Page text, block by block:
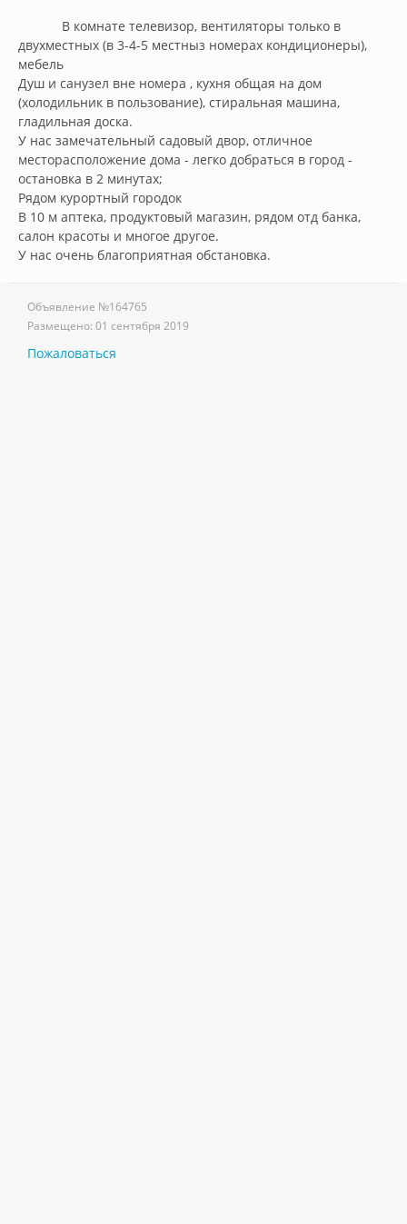
двухместных (в 3-4-5 местныз номерах кондиционеры),
мебель
Душ и санузел вне номера , кухня общая на дом
(холодильник в пользование), стиральная машина,
гладильная доска.
У нас замечательный садовый двор, отличное
месторасположение дома - легко добраться в город -
остановка в 2 минутах;
Рядом курортный городок
В 10 м аптека, продуктовый магазин, рядом отд банка,
салон красоты и многое другое.
У нас очень благоприятная обстановка.
Объявление №164765
Размещено: 01 сентября 2019
Пожаловаться